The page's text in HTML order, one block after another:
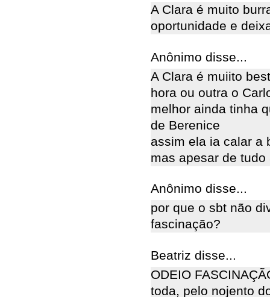
A Clara é muito
oportunidade e
Anônimo disse...
A Clara é muiito
hora ou outra o
melhor ainda tinha
de Berenice
assim ela ia calar a
mas apesar de
Anônimo disse...
por que o sbt não
fascinação?
Beatriz disse...
ODEIO
toda, pelo nojento